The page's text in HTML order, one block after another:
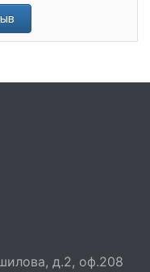
д.2, оф.208